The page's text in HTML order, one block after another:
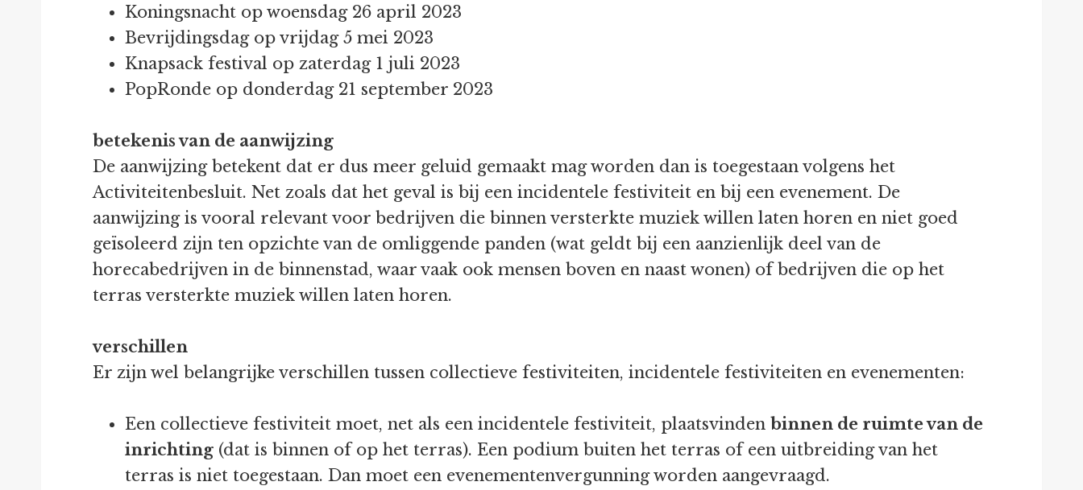
Koningsnacht op woensdag 26 april 2023
Bevrijdingsdag op vrijdag 5 mei 2023
Knapsack festival op zaterdag 1 juli 2023
PopRonde op donderdag 21 september 2023
betekenis van de aanwijzing
De aanwijzing betekent dat er dus meer geluid gemaakt mag worden dan is toegestaan volgens het
Activiteitenbesluit. Net zoals dat het geval is bij een incidentele festiviteit en bij een evenement. De
aanwijzing is vooral relevant voor bedrijven die binnen versterkte muziek willen laten horen en niet goed
geïsoleerd zijn ten opzichte van de omliggende panden (wat geldt bij een aanzienlijk deel van de
horecabedrijven in de binnenstad, waar vaak ook mensen boven en naast wonen) of bedrijven die op het
terras versterkte muziek willen laten horen.
verschillen
Er zijn wel belangrijke verschillen tussen collectieve festiviteiten, incidentele festiviteiten en evenementen:
Een collectieve festiviteit moet, net als een incidentele festiviteit, plaatsvinden binnen de ruimte van de
inrichting (dat is binnen of op het terras). Een podium buiten het terras of een uitbreiding van het
terras is niet toegestaan. Dan moet een evenementenvergunning worden aangevraagd.